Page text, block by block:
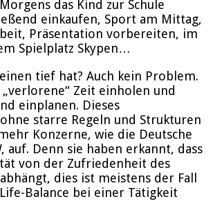
das Kind zur Schule
einkaufen, Sport am Mittag,
Präsentation vorbereiten, im
Spielplatz Skypen…
tief hat? Auch kein Problem.
Zeit einholen und
einplanen. Dieses
starre Regeln und Strukturen
Konzerne, wie die Deutsche
auf. Denn sie haben erkannt, dass
von der Zufriedenheit des
dies ist meistens der Fall
Balance bei einer Tätigkeit